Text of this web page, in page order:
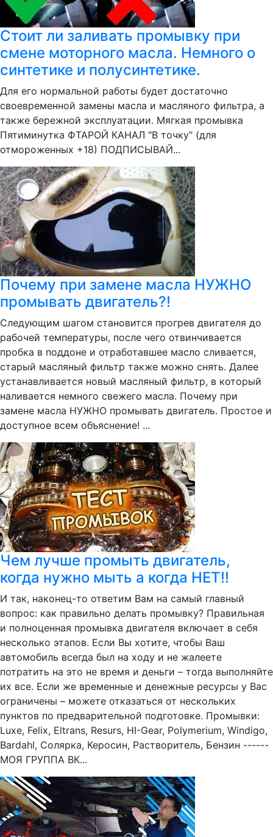
Стоит ли заливать промывку при
смене моторного масла. Немного о
синтетике и полусинтетике.
Для его нормальной работы будет достаточно
своевременной замены масла и масляного фильтра, а
также бережной эксплуатации. Мягкая промывка
Пятиминутка ФТАРОЙ КАНАЛ "В точку" (для
отмороженных +18) ПОДПИСЫВАЙ...
Почему при замене масла НУЖНО
промывать двигатель?!
Следующим шагом становится прогрев двигателя до
рабочей температуры, после чего отвинчивается
пробка в поддоне и отработавшее масло сливается,
старый масляный фильтр также можно снять. Далее
устанавливается новый масляный фильтр, в который
наливается немного свежего масла. Почему при
замене масла НУЖНО промывать двигатель. Простое и
доступное всем объяснение! ...
Чем лучше промыть двигатель,
когда нужно мыть а когда НЕТ!!
И так, наконец-то ответим Вам на самый главный
вопрос: как правильно делать промывку? Правильная
и полноценная промывка двигателя включает в себя
несколько этапов. Если Вы хотите, чтобы Ваш
автомобиль всегда был на ходу и не жалеете
потратить на это не время и деньги – тогда выполняйте
их все. Если же временные и денежные ресурсы у Вас
ограничены – можете отказаться от нескольких
пунктов по предварительной подготовке. Промывки:
Luxe, Felix, Eltrans, Resurs, HI-Gear, Polymerium, Windigo,
Bardahl, Солярка, Керосин, Растворитель, Бензин ------
МОЯ ГРУППА ВК...